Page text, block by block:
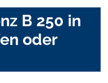
B 250 in
oder